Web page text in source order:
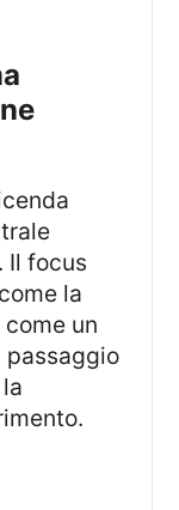
. Il focus
la
un
passaggio